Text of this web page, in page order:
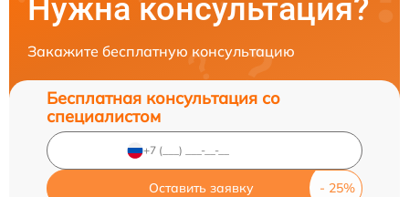
Нужна консультация?
Закажите бесплатную консультацию
Бесплатная консультация со
специалистом
Оставить заявку